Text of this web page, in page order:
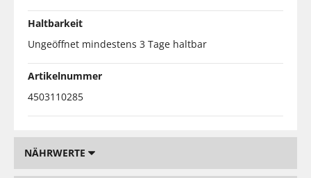
Haltbarkeit
Ungeöffnet mindestens 3 Tage haltbar
Artikelnummer
4503110285
NÄHRWERTE